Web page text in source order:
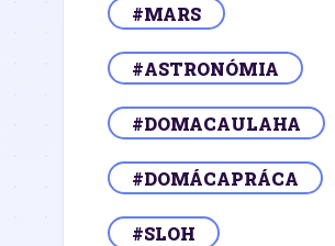
#MARS
#ASTRONÓMIA
#DOMACAULAHA
#DOMÁCAPRÁCA
#SLOH